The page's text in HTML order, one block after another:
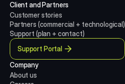
Client and Partners
Customer stories
Partners (commercial + technological)
Support (plan + contact)
Support Portal
Company
About us